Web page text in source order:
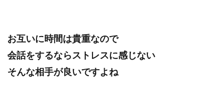
お互いに時間は貴重なので
会話をするならストレスに感じない
そんな相手が良いですよね